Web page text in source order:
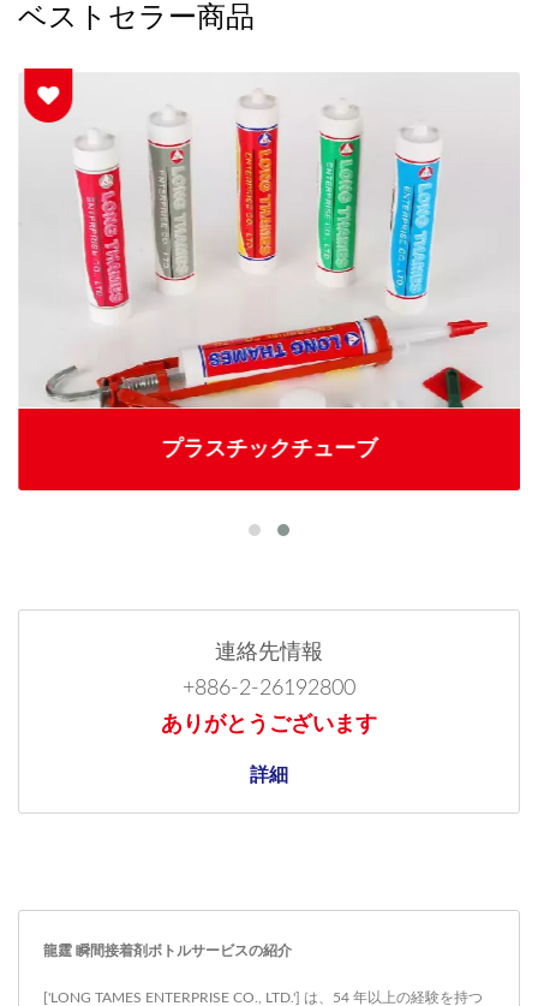
ベストセラー商品
プラスチックチューブ
連絡先情報
+886-2-26192800
ありがとうございます
詳細
龍霆 瞬間接着剤ボトルサービスの紹介
['LONG TAMES ENTERPRISE CO., LTD.'] は、54 年以上の経験を持つ